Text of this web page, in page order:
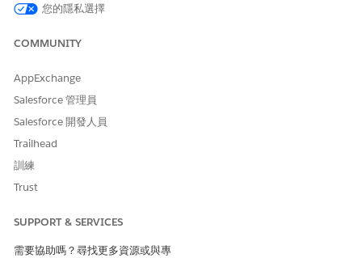
您的隱私選擇
COMMUNITY
AppExchange
Salesforce 管理員
Salesforce 開發人員
Trailhead
訓練
Trust
SUPPORT & SERVICES
需要協助嗎？尋找更多資源或與專